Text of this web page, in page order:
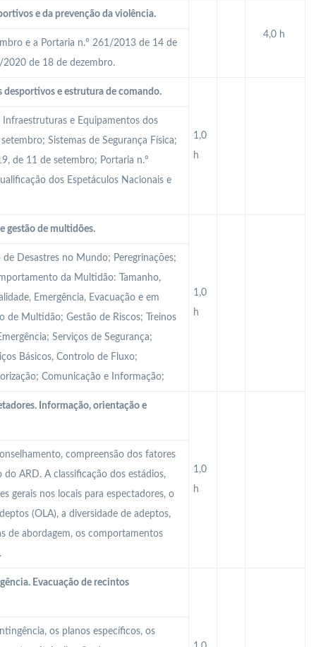
e da prevenção da violência.
4,0 h
e a Portaria n.º 261/2013 de 14 de
de 18 de dezembro.
desportivos e estrutura de comando.
1,0
h
e Equipamentos dos
Sistemas de Segurança Física;
de 11 de setembro; Portaria n.º
dos Espetáculos Nacionais e
gestão de multidões.
1,0
h
Desastres no Mundo; Peregrinações;
da Multidão: Tamanho,
Emergência, Evacuação e em
de Multidão; Gestão de Riscos; Treinos
Serviços de Segurança;
Básicos, Controlo de Fluxo;
Comunicação e Informação;
Informação, orientação e
1,0
h
compreensão dos fatores
do ARD. A classificação dos estádios,
gerais nos locais para espectadores, o
(OLA), a diversidade de adeptos,
de abordagem, os comportamentos
Evacuação de recintos
os planos específicos, os